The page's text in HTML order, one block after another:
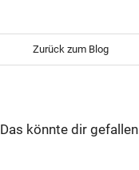
Zurück zum Blog
Das könnte dir